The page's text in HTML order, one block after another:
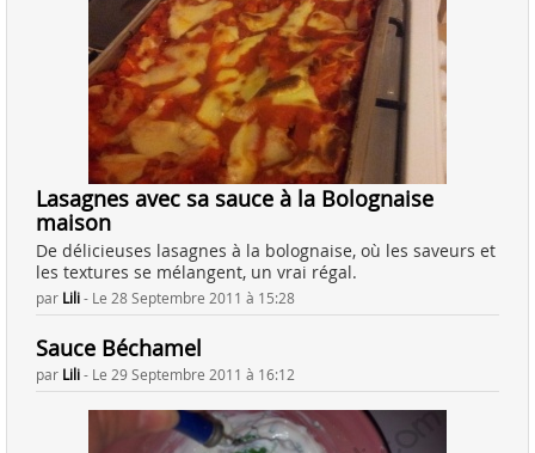
Lasagnes avec sa sauce à la Bolognaise
maison
De délicieuses lasagnes à la bolognaise, où les saveurs et
les textures se mélangent, un vrai régal.
par Lili- Le 28 Septembre 2011 à 15:28
Sauce Béchamel
par Lili- Le 29 Septembre 2011 à 16:12